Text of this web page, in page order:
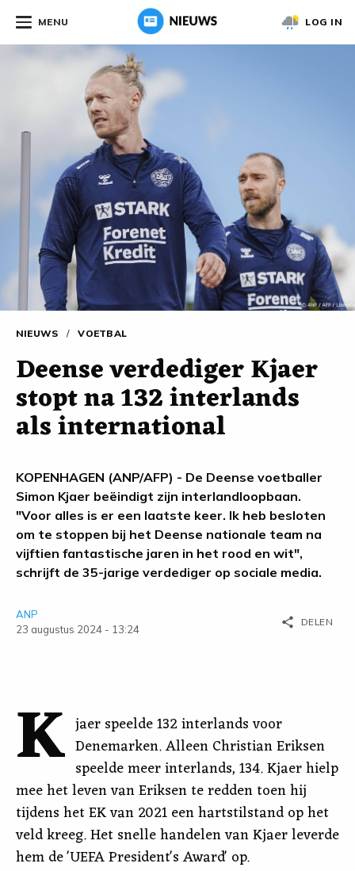
MENU LOG IN
NIEUWS / VOETBAL
Deense verdediger Kjaer
stopt na 132 interlands
als international
KOPENHAGEN (ANP/AFP) - De Deense voetballer
Simon Kjaer beëindigt zijn interlandloopbaan.
"Voor alles is er een laatste keer. Ik heb besloten
om te stoppen bij het Deense nationale team na
vijftien fantastische jaren in het rood en wit",
schrijft de 35-jarige verdediger op sociale media.
ANP
23 augustus 2024 - 13:24
share DELEN
K jaer speelde 132 interlands voor
Denemarken. Alleen Christian Eriksen
speelde meer interlands, 134. Kjaer hielp
mee het leven van Eriksen te redden toen hij
tijdens het EK van 2021 een hartstilstand op het
veld kreeg. Het snelle handelen van Kjaer leverde
hem de 'UEFA President's Award' op.